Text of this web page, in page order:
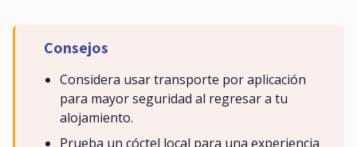
Consejos
Considera usar transporte por aplicación
para mayor seguridad al regresar a tu
alojamiento.
Prueba un cóctel local para una experiencia